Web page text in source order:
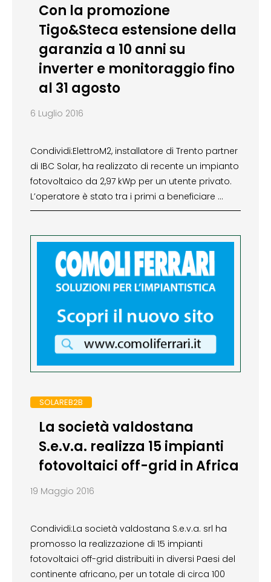
Con la promozione
Tigo&Steca estensione della
garanzia a 10 anni su
inverter e monitoraggio fino
al 31 agosto
6 Luglio 2016
Condividi:ElettroM2, installatore di Trento partner
di IBC Solar, ha realizzato di recente un impianto
fotovoltaico da 2,97 kWp per un utente privato.
L’operatore è stato tra i primi a beneficiare …
SOLAREB2B
La società valdostana
S.e.v.a. realizza 15 impianti
fotovoltaici off-grid in Africa
19 Maggio 2016
Condividi:La società valdostana S.e.v.a. srl ha
promosso la realizzazione di 15 impianti
fotovoltaici off-grid distribuiti in diversi Paesi del
continente africano, per un totale di circa 100